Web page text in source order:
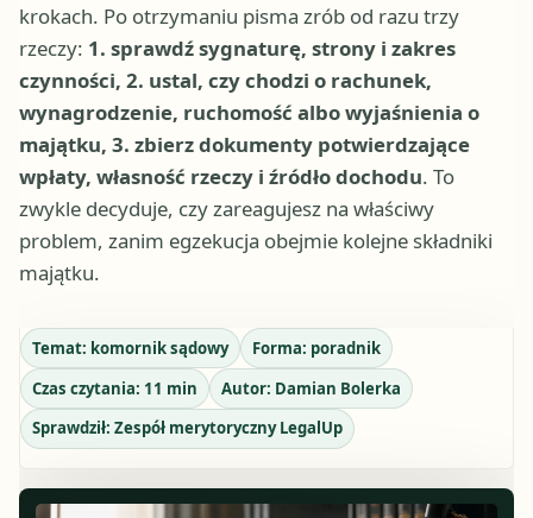
krokach. Po otrzymaniu pisma zrób od razu trzy
rzeczy: 1. sprawdź sygnaturę, strony i zakres
czynności, 2. ustal, czy chodzi o rachunek,
wynagrodzenie, ruchomość albo wyjaśnienia o
majątku, 3. zbierz dokumenty potwierdzające
wpłaty, własność rzeczy i źródło dochodu. To
zwykle decyduje, czy zareagujesz na właściwy
problem, zanim egzekucja obejmie kolejne składniki
majątku.
Temat: komornik sądowy Forma: poradnik
Czas czytania: 11 min Autor: Damian Bolerka
Sprawdził: Zespół merytoryczny LegalUp